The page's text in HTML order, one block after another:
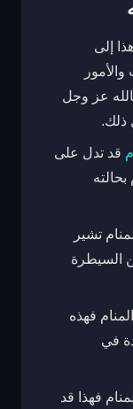
إلى
عز وجل
ذلك.
قد تدل على
تشير
السيطرة
فهذه
في
فهذا قد